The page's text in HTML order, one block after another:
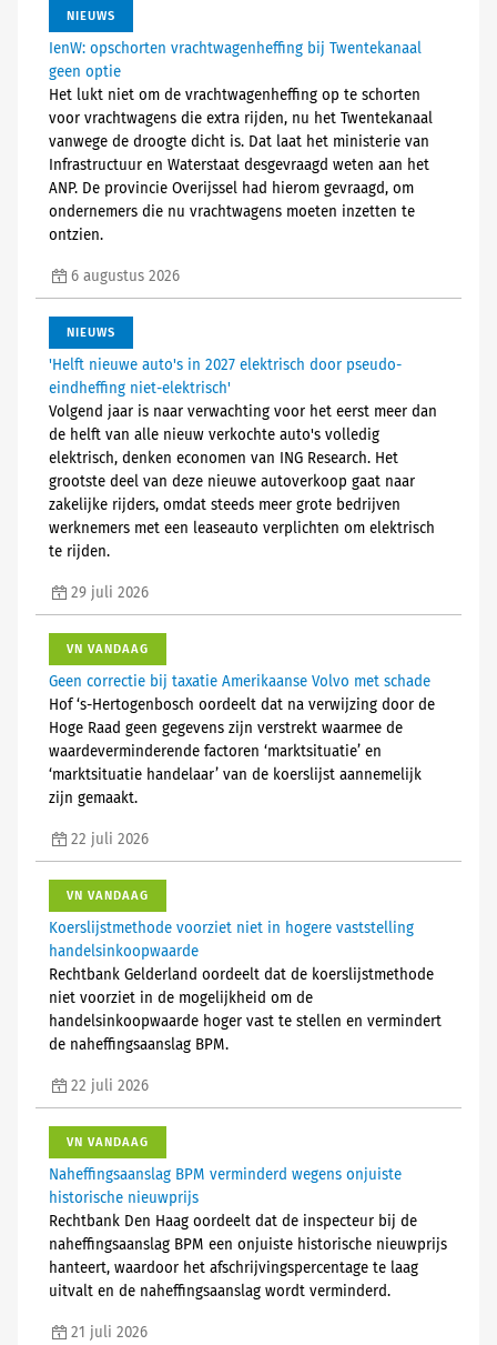
NIEUWS
IenW: opschorten vrachtwagenheffing bij Twentekanaal
geen optie
Het lukt niet om de vrachtwagenheffing op te schorten
voor vrachtwagens die extra rijden, nu het Twentekanaal
vanwege de droogte dicht is. Dat laat het ministerie van
Infrastructuur en Waterstaat desgevraagd weten aan het
ANP. De provincie Overijssel had hierom gevraagd, om
ondernemers die nu vrachtwagens moeten inzetten te
ontzien.
6 augustus 2026
NIEUWS
'Helft nieuwe auto's in 2027 elektrisch door pseudo-
eindheffing niet-elektrisch'
Volgend jaar is naar verwachting voor het eerst meer dan
de helft van alle nieuw verkochte auto's volledig
elektrisch, denken economen van ING Research. Het
grootste deel van deze nieuwe autoverkoop gaat naar
zakelijke rijders, omdat steeds meer grote bedrijven
werknemers met een leaseauto verplichten om elektrisch
te rijden.
29 juli 2026
VN VANDAAG
Geen correctie bij taxatie Amerikaanse Volvo met schade
Hof ‘s-Hertogenbosch oordeelt dat na verwijzing door de
Hoge Raad geen gegevens zijn verstrekt waarmee de
waardeverminderende factoren ‘marktsituatie’ en
‘marktsituatie handelaar’ van de koerslijst aannemelijk
zijn gemaakt.
22 juli 2026
VN VANDAAG
Koerslijstmethode voorziet niet in hogere vaststelling
handelsinkoopwaarde
Rechtbank Gelderland oordeelt dat de koerslijstmethode
niet voorziet in de mogelijkheid om de
handelsinkoopwaarde hoger vast te stellen en vermindert
de naheffingsaanslag BPM.
22 juli 2026
VN VANDAAG
Naheffingsaanslag BPM verminderd wegens onjuiste
historische nieuwprijs
Rechtbank Den Haag oordeelt dat de inspecteur bij de
naheffingsaanslag BPM een onjuiste historische nieuwprijs
hanteert, waardoor het afschrijvingspercentage te laag
uitvalt en de naheffingsaanslag wordt verminderd.
21 juli 2026